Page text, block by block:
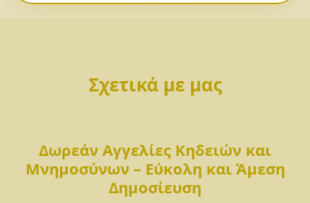
Σχετικά με μας
Δωρεάν Αγγελίες Κηδειών και
Μνημοσύνων – Εύκολη και Άμεση
Δημοσίευση